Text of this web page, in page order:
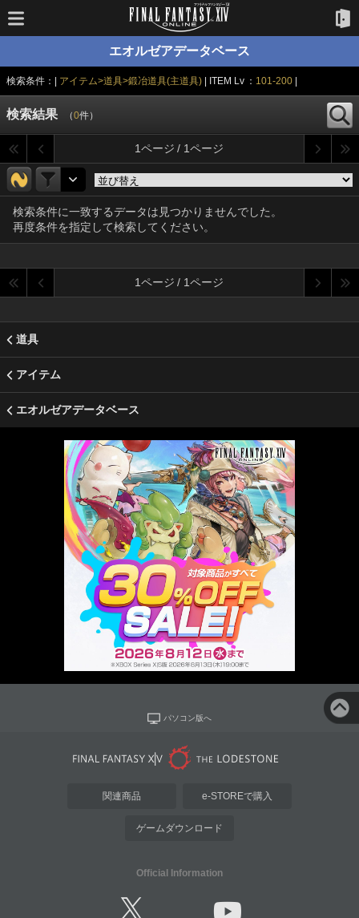
エオルゼアデータベース
検索条件：| アイテム>道具>鍛冶道具(主道具) | ITEM Lv ： 101-200
検索結果 （0件）
1ページ / 1ページ
検索条件に一致するデータは見つかりませんでした。
再度条件を指定して検索してください。
1ページ / 1ページ
道具
アイテム
エオルゼアデータベース
パソコン版へ
関連商品 e-STOREで購入
ゲームダウンロード
Official Information